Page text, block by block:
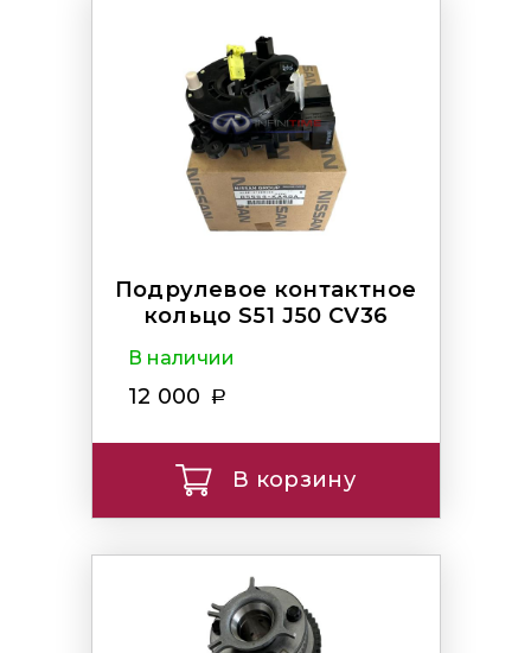
Подрулевое контактное
кольцо S51 J50 CV36
В наличии
12 000
В корзину